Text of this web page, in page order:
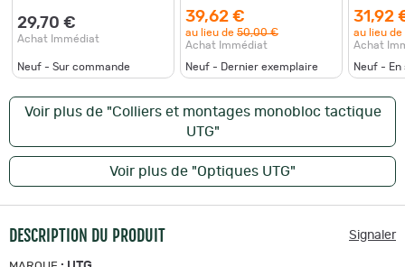
29,70 €
Achat Immédiat
Neuf - Sur commande
montage attache rapide
UTG 21 mm
39,62 €
au lieu de 50,00 €
Achat Immédiat
Neuf - Dernier exemplaire
31,92
au lieu de
Achat
Neuf - En
Voir plus de "Colliers et montages monobloc tactique
UTG"
Voir plus de "Optiques UTG"
DESCRIPTION DU PRODUIT Signaler